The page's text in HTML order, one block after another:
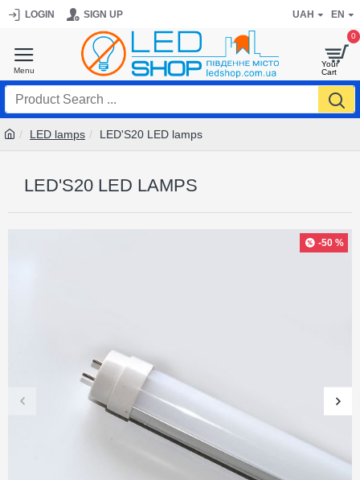
LOGIN SIGN UP UAH EN
0
LED lamps LED'S20 LED lamps
LED'S20 LED LAMPS
-50 %